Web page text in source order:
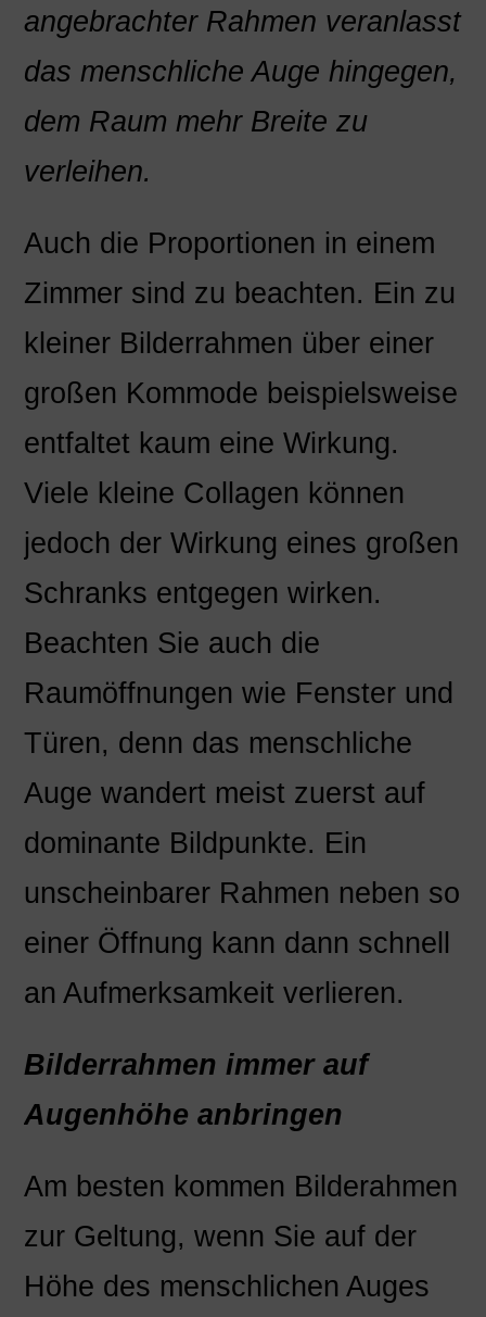
angebrachter Rahmen veranlasst
das menschliche Auge hingegen,
dem Raum mehr Breite zu
verleihen.
Auch die Proportionen in einem
Zimmer sind zu beachten. Ein zu
kleiner Bilderrahmen über einer
großen Kommode beispielsweise
entfaltet kaum eine Wirkung.
Viele kleine Collagen können
jedoch der Wirkung eines großen
Schranks entgegen wirken.
Beachten Sie auch die
Raumöffnungen wie Fenster und
Türen, denn das menschliche
Auge wandert meist zuerst auf
dominante Bildpunkte. Ein
unscheinbarer Rahmen neben so
einer Öffnung kann dann schnell
an Aufmerksamkeit verlieren.
Bilderrahmen immer auf
Augenhöhe anbringen
Am besten kommen Bilderahmen
zur Geltung, wenn Sie auf der
Höhe des menschlichen Auges